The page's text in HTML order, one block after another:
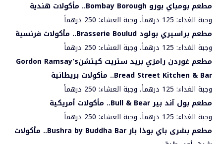
مطعم بومباي بورو Bombay Borough.. مأكولات هندية
وجبة الغداء: 125 درهماً، وجبة العشاء: 250 درهماً
مطعم براسيري بولود Brasserie Boulud.. مأكولات فرنسية
وجبة الغداء: 125 درهماً، وجبة العشاء: 250 درهماً
مطعم غوردن رامزي بريد ستريت كيتشنGordon Ramsay’s
Bread Street Kitchen & Bar.. مأكولات بريطانية
وجبة الغداء: 125 درهماً، وجبة العشاء: 250 درهماً
مطعم بول آند بيرBull & Bear.. مأكولات أمريكية
وجبة الغداء: 125 درهماً، وجبة العشاء: 250 درهماً
مطعم بشرى باي بوذا بارBushra by Buddha Bar.. مأكولات